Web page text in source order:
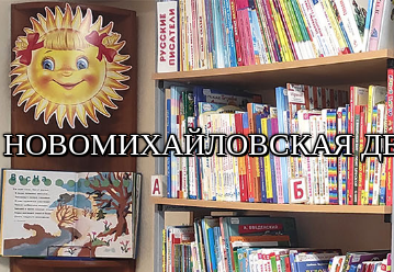
НОВОМИХАЙЛОВСКАЯ